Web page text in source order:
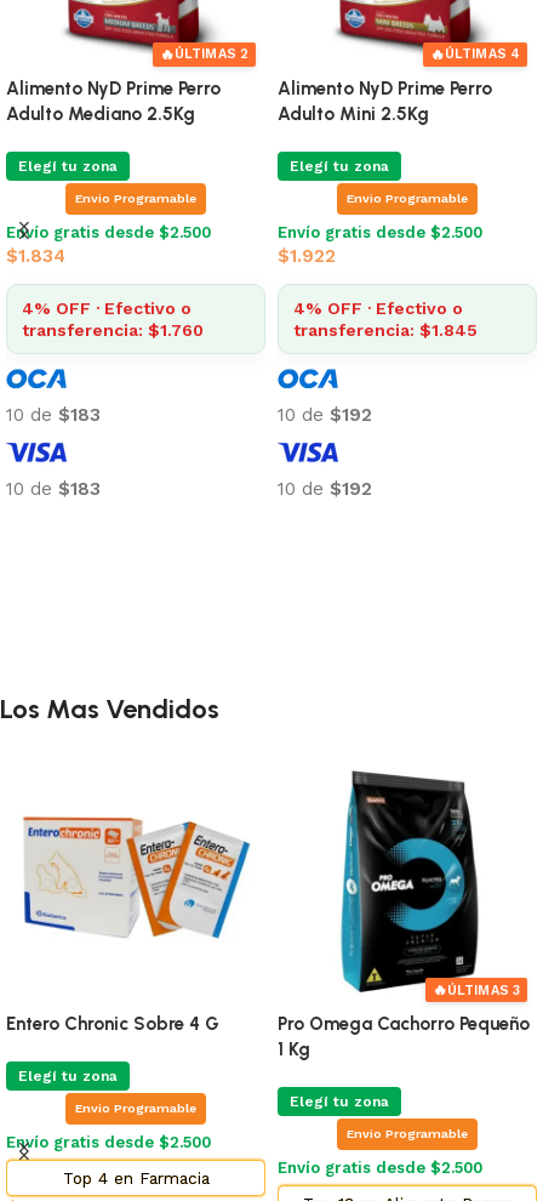
🔥ÚLTIMAS 2
Alimento NyD Prime Perro
Adulto Mediano 2.5Kg
Elegí tu zona
Envio Programable
Envío gratis desde $2.500
$1.834
4% OFF · Efectivo o
transferencia: $1.760
10 de $183
10 de $183
🔥ÚLTIMAS 4
Alimento NyD Prime Perro
Adulto Mini 2.5Kg
Elegí tu zona
Envio Programable
Envío gratis desde $2.500
$1.922
4% OFF · Efectivo o
transferencia: $1.845
10 de $192
10 de $192
Los Mas Vendidos
Entero Chronic Sobre 4 G
Elegí tu zona
Envio Programable
Envío gratis desde $2.500
Top 4 en Farmacia
🔥ÚLTIMAS 3
Pro Omega Cachorro Pequeño
1 Kg
Elegí tu zona
Envio Programable
Envío gratis desde $2.500